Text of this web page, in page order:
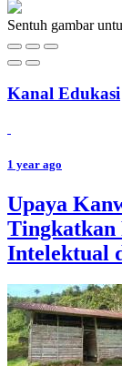
Sentuh gambar
Kanal Edukasi
1 year ago
Upaya
Tingkatkan
Intelektual